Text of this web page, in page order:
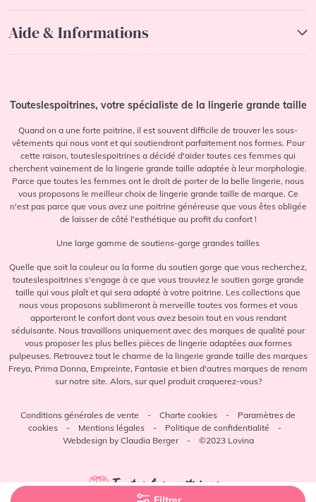
Aide & Informations
Touteslespoitrines, votre spécialiste de la lingerie grande taille
Quand on a une forte poitrine, il est souvent difficile de trouver les sous-
vêtements qui nous vont et qui soutiendront parfaitement nos formes. Pour
cette raison, touteslespoitrines a décidé d'aider toutes ces femmes qui
cherchent vainement de la lingerie grande taille adaptée à leur morphologie.
Parce que toutes les femmes ont le droit de porter de la belle lingerie, nous
vous proposons le meilleur choix de lingerie grande taille de marque. Ce
n'est pas parce que vous avez une poitrine généreuse que vous êtes obligée
de laisser de côté l'esthétique au profit du confort !
Une large gamme de soutiens-gorge grandes tailles
Quelle que soit la couleur ou la forme du soutien gorge que vous recherchez,
touteslespoitrines s'engage à ce que vous trouviez le soutien gorge grande
taille qui vous plaît et qui sera adapté à votre poitrine. Les collections que
nous vous proposons sublimeront à merveille toutes vos formes et vous
apporteront le confort dont vous avez besoin tout en vous rendant
séduisante. Nous travaillons uniquement avec des marques de qualité pour
vous proposer les plus belles pièces de lingerie adaptées aux formes
pulpeuses. Retrouvez tout le charme de la lingerie grande taille des marques
Freya, Prima Donna, Empreinte, Fantasie et bien d'autres marques de renom
sur notre site. Alors, sur quel produit craquerez-vous?
Conditions générales de vente - Charte cookies - Paramètres de
cookies - Mentions légales - Politique de confidentialité -
Webdesign by Claudia Berger - ©2023 Lovina